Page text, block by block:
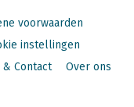
voorwaarden
instellingen
& Contact Over ons